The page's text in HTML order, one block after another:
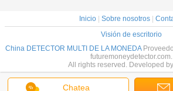
Chatea
Inicio| Sobre nosotros|
Visión de escritorio
China DETECTOR MULTI DE LA MONEDA
futuremoneydetector.com.
All rights reserved. Developed by